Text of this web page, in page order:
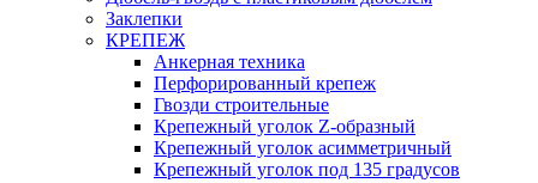
Заклепки
КРЕПЕЖ
Анкерная техника
Перфорированный крепеж
Гвозди строительные
Крепежный уголок Z-образный
Крепежный уголок асимметричный
Крепежный уголок под 135 градусов